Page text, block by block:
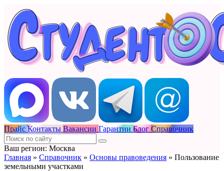
Прайс Контакты Вакансии Гарантии Блог Справочник
Ваш регион: Москва
Главная » Справочник » Основы правоведения » Пользование
земельными участками